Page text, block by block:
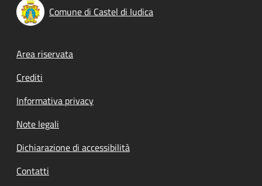
Comune di Castel di Iudica
Footer menu
Area riservata
Crediti
Informativa privacy
Note legali
Dichiarazione di accessibilità
Contatti